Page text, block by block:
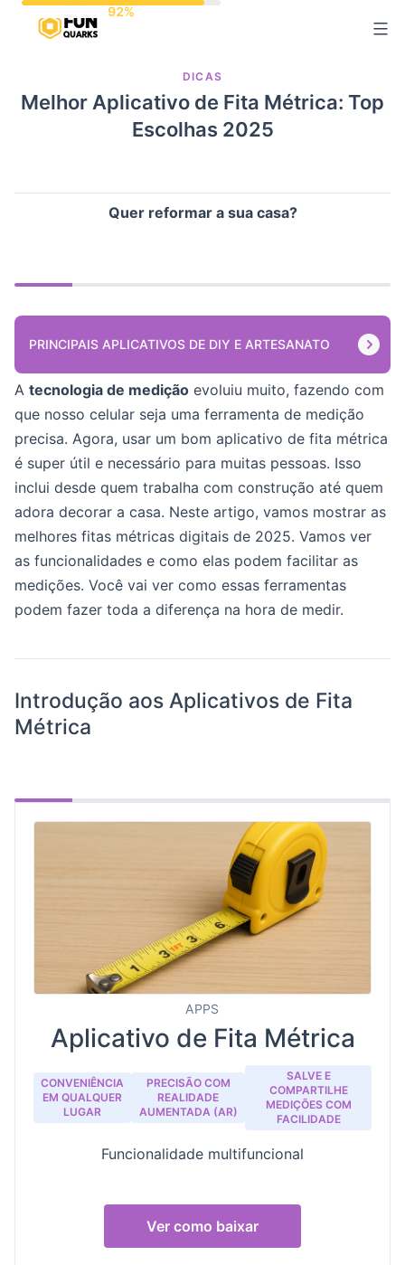
conteúdo
DICAS
Melhor Aplicativo de Fita Métrica: Top
Escolhas 2025
Quer reformar a sua casa?
PRINCIPAIS APLICATIVOS DE DIY E ARTESANATO
A tecnologia de medição evoluiu muito, fazendo com
que nosso celular seja uma ferramenta de medição
precisa. Agora, usar um bom aplicativo de fita métrica
é super útil e necessário para muitas pessoas. Isso
inclui desde quem trabalha com construção até quem
adora decorar a casa. Neste artigo, vamos mostrar as
melhores fitas métricas digitais de 2025. Vamos ver
as funcionalidades e como elas podem facilitar as
medições. Você vai ver como essas ferramentas
podem fazer toda a diferença na hora de medir.
Introdução aos Aplicativos de Fita
Métrica
APPS
Aplicativo de Fita Métrica
CONVENIÊNCIA
EM QUALQUER
LUGAR
PRECISÃO COM
REALIDADE
AUMENTADA (AR)
SALVE E
COMPARTILHE
MEDIÇÕES COM
FACILIDADE
Funcionalidade multifuncional
Ver como baixar